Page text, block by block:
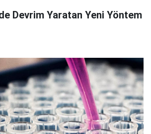
Devrim Yaratan Yeni Yöntem